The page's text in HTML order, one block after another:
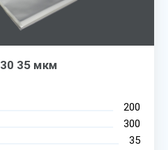
35 мкм
200
300
35